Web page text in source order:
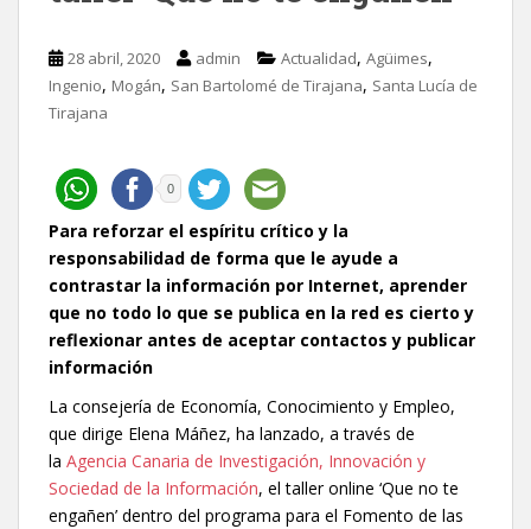
28 abril, 2020 admin Actualidad, Agüimes,
Ingenio, Mogán, San Bartolomé de Tirajana, Santa Lucía de
Tirajana
0
Para reforzar el espíritu crítico y la
responsabilidad de forma que le ayude a
contrastar la información por Internet, aprender
que no todo lo que se publica en la red es cierto y
reflexionar antes de aceptar contactos y publicar
información
La consejería de Economía, Conocimiento y Empleo,
que dirige Elena Máñez, ha lanzado, a través de
la Agencia Canaria de Investigación, Innovación y
Sociedad de la Información, el taller online ‘Que no te
engañen’ dentro del programa para el Fomento de las